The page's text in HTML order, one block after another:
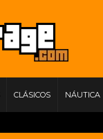
CLÁSICOS NÁUTICA